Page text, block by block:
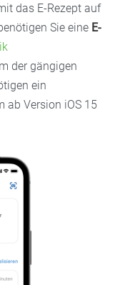
das E-Rezept auf
Sie eine E-
der gängigen
ein
ab Version iOS 15